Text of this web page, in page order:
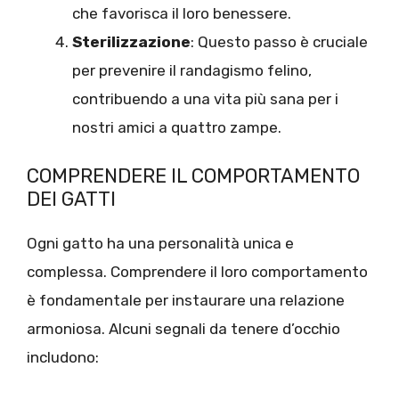
che favorisca il loro benessere.
Sterilizzazione: Questo passo è cruciale
per prevenire il randagismo felino,
contribuendo a una vita più sana per i
nostri amici a quattro zampe.
COMPRENDERE IL COMPORTAMENTO
DEI GATTI
Ogni gatto ha una personalità unica e
complessa. Comprendere il loro comportamento
è fondamentale per instaurare una relazione
armoniosa. Alcuni segnali da tenere d’occhio
includono: